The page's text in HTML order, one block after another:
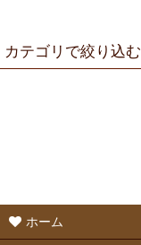
カテゴリで絞り込む
ペットシーツ
ホーム